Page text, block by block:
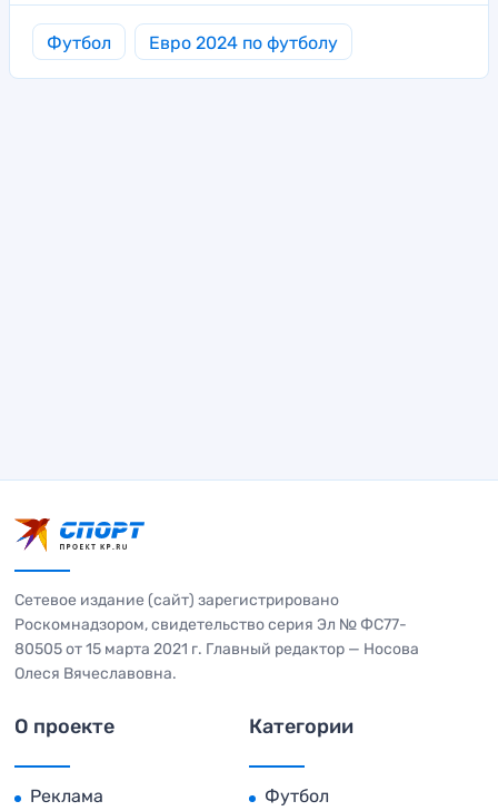
Футбол Евро 2024 по футболу
Сетевое издание (сайт) зарегистрировано
Роскомнадзором, свидетельство серия Эл № ФС77-
80505 от 15 марта 2021 г. Главный редактор — Носова
Олеся Вячеславовна.
О проекте
Реклама
Категории
Футбол